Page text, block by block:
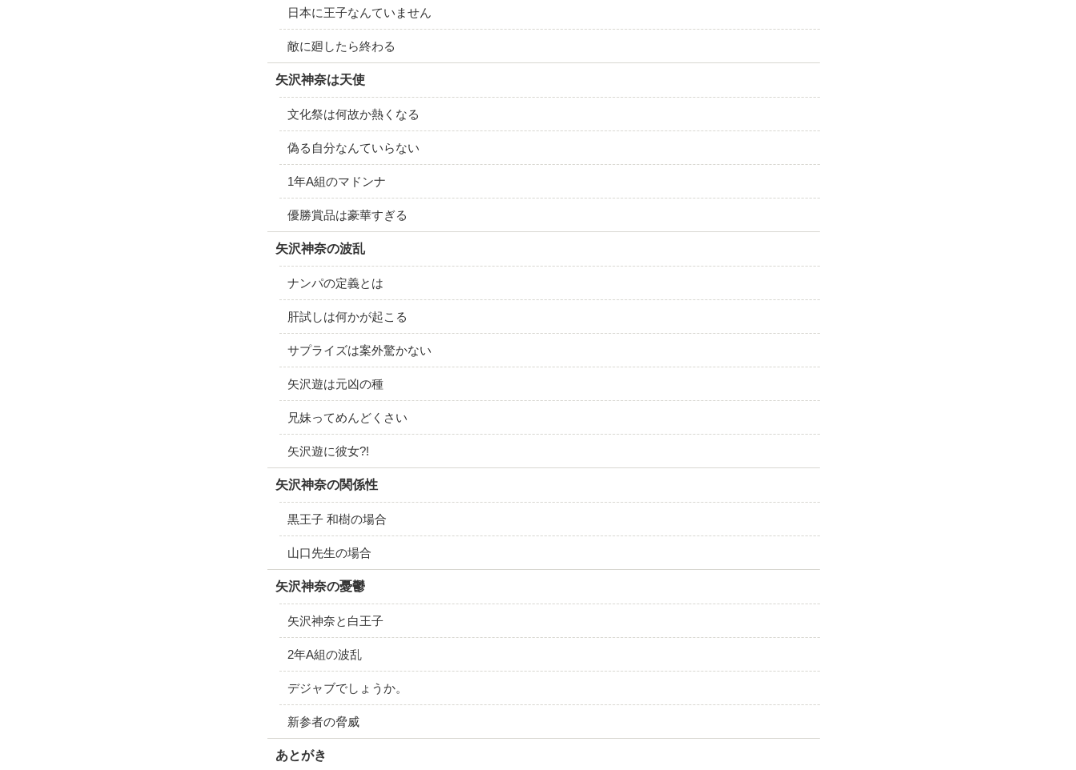
日本に王子なんていません
敵に廻したら終わる
矢沢神奈は天使
文化祭は何故か熱くなる
偽る自分なんていらない
1年A組のマドンナ
優勝賞品は豪華すぎる
矢沢神奈の波乱
ナンパの定義とは
肝試しは何かが起こる
サプライズは案外驚かない
矢沢遊は元凶の種
兄妹ってめんどくさい
矢沢遊に彼女?!
矢沢神奈の関係性
黒王子 和樹の場合
山口先生の場合
矢沢神奈の憂鬱
矢沢神奈と白王子
2年A組の波乱
デジャブでしょうか。
新参者の脅威
あとがき